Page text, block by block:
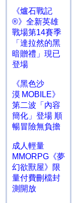
《爐石戰記
®》全新英雄
戰場第14賽季
「達拉然的黑
暗贈禮」現已
登場
《黑色沙
漠 MOBILE》
第二波「內容
簡化」登場 順
暢冒險無負擔
成人輕量
MMORPG《夢
幻欲獸屋》限
量付費刪檔封
測開放